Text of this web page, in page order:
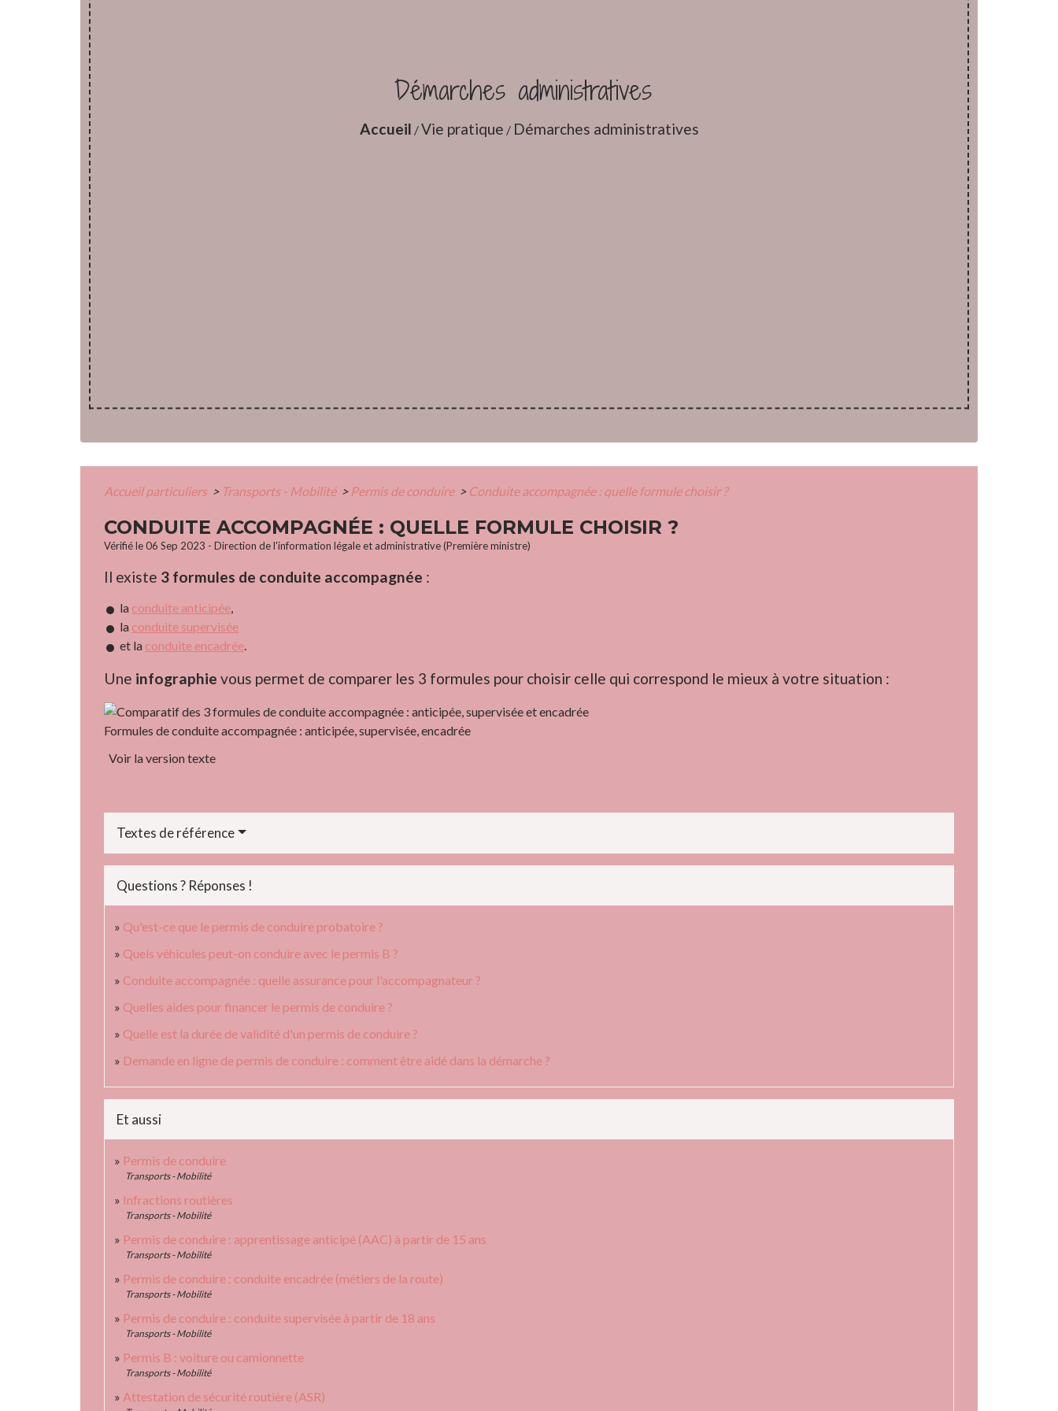
Démarches administratives
Accueil /Vie pratique / Démarches administratives
Accueil particuliers > Transports - Mobilité > Permis de conduire > Conduite accompagnée : quelle formule choisir ?
CONDUITE ACCOMPAGNÉE : QUELLE FORMULE CHOISIR ?
Vérifié le 06 Sep 2023 - Direction de l'information légale et administrative (Première ministre)
Il existe 3 formules de conduite accompagnée :
la conduite anticipée,
la conduite supervisée
et la conduite encadrée.
Une infographie vous permet de comparer les 3 formules pour choisir celle qui correspond le mieux à votre situation :
Formules de conduite accompagnée : anticipée, supervisée, encadrée
Voir la version texte
Textes de référence
Questions ? Réponses !
Qu'est-ce que le permis de conduire probatoire ?
Quels véhicules peut-on conduire avec le permis B ?
Conduite accompagnée : quelle assurance pour l'accompagnateur ?
Quelles aides pour financer le permis de conduire ?
Quelle est la durée de validité d'un permis de conduire ?
Demande en ligne de permis de conduire : comment être aidé dans la démarche ?
Et aussi
Permis de conduire
Transports - Mobilité
Infractions routières
Transports - Mobilité
Permis de conduire : apprentissage anticipé (AAC) à partir de 15 ans
Transports - Mobilité
Permis de conduire : conduite encadrée (métiers de la route)
Transports - Mobilité
Permis de conduire : conduite supervisée à partir de 18 ans
Transports - Mobilité
Permis B : voiture ou camionnette
Transports - Mobilité
Attestation de sécurité routière (ASR)